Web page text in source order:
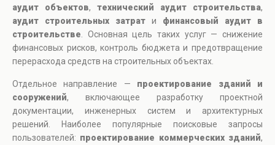
аудит объектов, технический аудит строительства,
аудит строительных затрат и финансовый аудит в
строительстве . Основная цель таких услуг — снижение
финансовых рисков, контроль бюджета и предотвращение
перерасхода средств на строительных объектах.
Отдельное направление — проектирование зданий и
сооружений, включающее разработку проектной
документации, инженерных систем и архитектурных
решений. Наиболее популярные поисковые запросы
пользователей: проектирование коммерческих зданий,